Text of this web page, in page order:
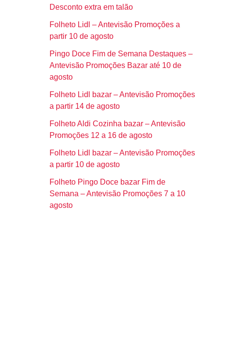
Desconto extra em talão
Folheto Lidl – Antevisão Promoções a
partir 10 de agosto
Pingo Doce Fim de Semana Destaques –
Antevisão Promoções Bazar até 10 de
agosto
Folheto Lidl bazar – Antevisão Promoções
a partir 14 de agosto
Folheto Aldi Cozinha bazar – Antevisão
Promoções 12 a 16 de agosto
Folheto Lidl bazar – Antevisão Promoções
a partir 10 de agosto
Folheto Pingo Doce bazar Fim de
Semana – Antevisão Promoções 7 a 10
agosto